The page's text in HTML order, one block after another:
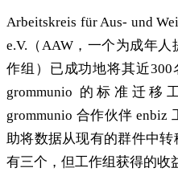
Arbeitskreis für Aus- und
e.V.（AAW，一个为成年
作组）已成功地将其近300
grommunio 的标准迁
grommunio 合作伙伴
助将数据从现有的群件中
有三个，但工作组获得的收